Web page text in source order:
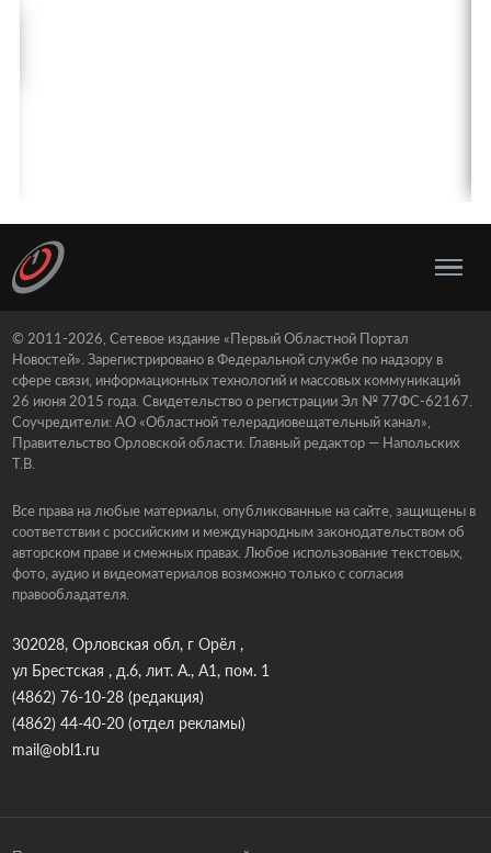
© 2011-2026, Сетевое издание «Первый Областной Портал
Новостей». Зарегистрировано в Федеральной службе по надзору в
сфере связи, информационных технологий и массовых коммуникаций
26 июня 2015 года. Свидетельство о регистрации Эл № 77ФС-62167.
Соучредители: АО «Областной телерадиовещательный канал»,
Правительство Орловской области. Главный редактор — Напольских
Т.В.
Все права на любые материалы, опубликованные на сайте, защищены в
соответствии с российским и международным законодательством об
авторском праве и смежных правах. Любое использование текстовых,
фото, аудио и видеоматериалов возможно только с согласия
правообладателя.
302028, Орловская обл, г Орёл ,
ул Брестская , д.6, лит. А., А1, пом. 1
(4862) 76-10-28(редакция)
(4862) 44-40-20(отдел рекламы)
mail@obl1.ru